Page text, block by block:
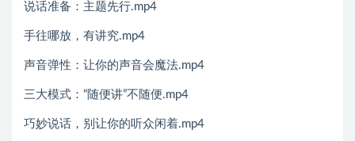
说话准备：主题先行.mp4
手往哪放，有讲究.mp4
声音弹性：让你的声音会魔法.mp4
三大模式：“随便讲”不随便.mp4
巧妙说话，别让你的听众闲着.mp4